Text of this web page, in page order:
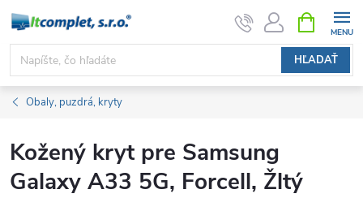
Prejsť
obsah
HĽADAŤ
KOŠÍK
Obaly, puzdrá, kryty
Kožený kryt pre Samsung
Galaxy A33 5G, Forcell, Žltý